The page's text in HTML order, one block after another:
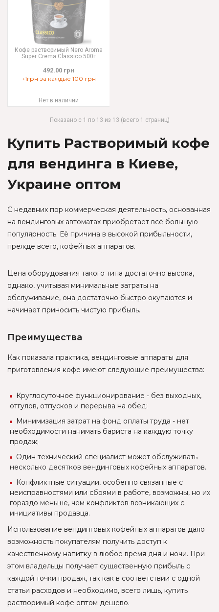
Кофе растворимый Nero Aroma
Super Crema Сlassico 500г
492.00 грн
+1грн за каждые 100 грн
Нет в наличии
Показано с 1 по 13 из 13 (всего 1 страниц)
Купить Растворимый кофе
для вендинга в Киеве,
Украине оптом
С недавних пор коммерческая деятельность, основанная
на вендинговых автоматах приобретает всё большую
популярность. Её причина в высокой прибыльности,
прежде всего, кофейных аппаратов.
Цена оборудования такого типа достаточно высока,
однако, учитывая минимальные затраты на
обслуживание, она достаточно быстро окупаются и
начинает приносить чистую прибыль.
Преимущества
Как показала практика, вендинговые аппараты для
приготовления кофе имеют следующие преимущества:
Круглосуточное функционирование - без выходных,
отгулов, отпусков и перерыва на обед;
Минимизация затрат на фонд оплаты труда - нет
необходимости нанимать бариста на каждую точку
продаж;
Один технический специалист может обслуживать
несколько десятков вендинговых кофейных аппаратов.
Конфликтные ситуации, особенно связанные с
неисправностями или сбоями в работе, возможны, но их
гораздо меньше, чем конфликтов возникающих с
инициативы продавца.
Использование вендинговых кофейных аппаратов дало
возможность покупателям получить доступ к
качественному напитку в любое время дня и ночи. При
этом владельцы получает существенную прибыль с
каждой точки продаж, так как в соответствии с одной
статьи расходов и необходимо, всего лишь, купить
растворимый кофе оптом дешево.